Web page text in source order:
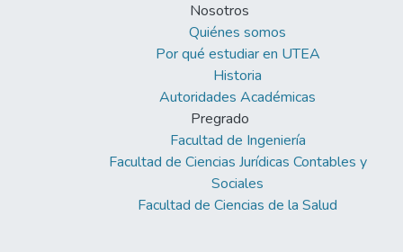
Nosotros
Quiénes somos
Por qué estudiar en UTEA
Historia
Autoridades Académicas
Pregrado
Facultad de Ingeniería
Facultad de Ciencias Jurídicas Contables y
Sociales
Facultad de Ciencias de la Salud